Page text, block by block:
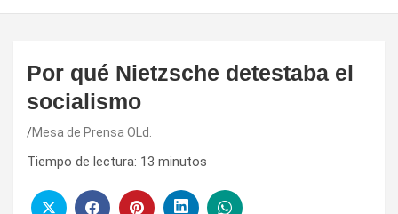
Por qué Nietzsche detestaba el
socialismo
Mesa de Prensa OLd.
Tiempo de lectura: 13 minutos